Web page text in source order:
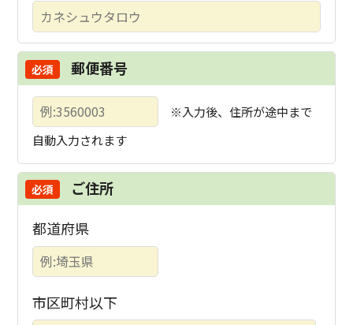
郵便番号
※入力後、住所が途中まで
自動入力されます
ご住所
都道府県
市区町村以下